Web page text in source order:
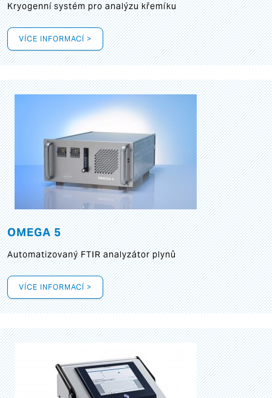
Kryogenní systém pro analýzu křemíku
VÍCE INFORMACÍ >
OMEGA 5
Automatizovaný FTIR analyzátor plynů
VÍCE INFORMACÍ >